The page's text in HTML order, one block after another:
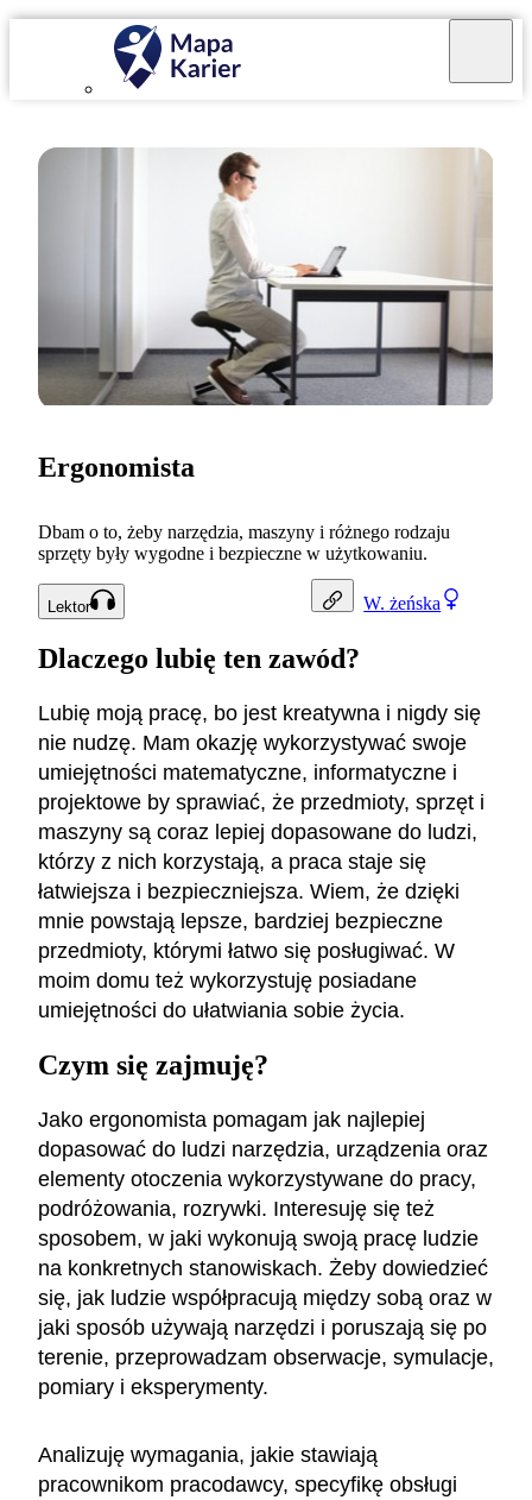
W. żeńska
Ergonomista
Dbam o to, żeby narzędzia, maszyny i różnego rodzaju
sprzęty były wygodne i bezpieczne w użytkowaniu.
Lektor
Dlaczego lubię ten zawód?
Lubię moją pracę, bo jest kreatywna i nigdy się
nie nudzę. Mam okazję wykorzystywać swoje
umiejętności matematyczne, informatyczne i
projektowe by sprawiać, że przedmioty, sprzęt i
maszyny są coraz lepiej dopasowane do ludzi,
którzy z nich korzystają, a praca staje się
łatwiejsza i bezpieczniejsza. Wiem, że dzięki
mnie powstają lepsze, bardziej bezpieczne
przedmioty, którymi łatwo się posługiwać. W
moim domu też wykorzystuję posiadane
umiejętności do ułatwiania sobie życia.
Czym się zajmuję?
Jako ergonomista pomagam jak najlepiej
dopasować do ludzi narzędzia, urządzenia oraz
elementy otoczenia wykorzystywane do pracy,
podróżowania, rozrywki. Interesuję się też
sposobem, w jaki wykonują swoją pracę ludzie
na konkretnych stanowiskach. Żeby dowiedzieć
się, jak ludzie współpracują między sobą oraz w
jaki sposób używają narzędzi i poruszają się po
terenie, przeprowadzam obserwacje, symulacje,
pomiary i eksperymenty.
Analizuję wymagania, jakie stawiają
pracownikom pracodawcy, specyfikę obsługi